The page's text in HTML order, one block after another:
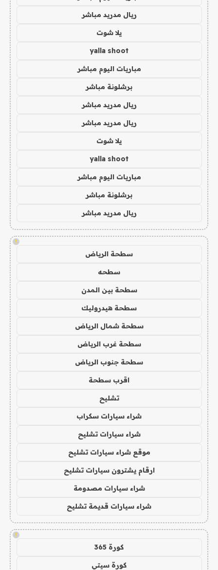
ريال مدريد مباشر
يلا شوت
yalla shoot
مباريات اليوم مباشر
برشلونة مباشر
ريال مدريد مباشر
ريال مدريد مباشر
يلا شوت
yalla shoot
مباريات اليوم مباشر
برشلونة مباشر
ريال مدريد مباشر
!
سطحة الرياض
سطحه
سطحة بين المدن
سطحة هيدروليك
سطحة شمال الرياض
سطحة غرب الرياض
سطحة جنوب الرياض
اقرب سطحة
تشليح
شراء سيارات سكراب
شراء سيارات تشليح
موقع شراء سيارات تشليح
ارقام يشترون سيارات تشليح
شراء سيارات مصدومة
شراء سيارات قديمة تشليح
!
كورة 365
كورة سيتي